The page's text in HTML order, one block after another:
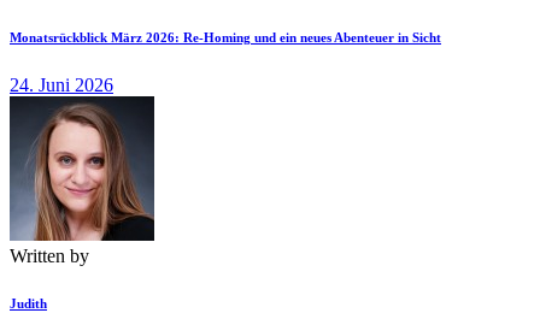
Monatsrückblick März 2026: Re-Homing und ein neues Abenteuer in Sicht
24. Juni 2026
Written by
Judith